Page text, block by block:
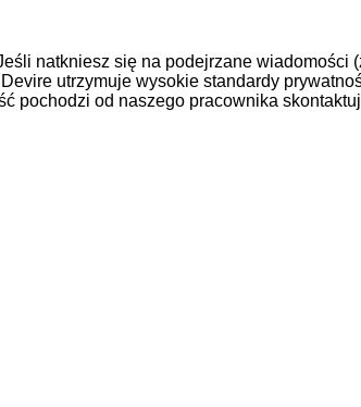
natkniesz się na podejrzane wiadomości
utrzymuje wysokie standardy
pochodzi od naszego pracownika